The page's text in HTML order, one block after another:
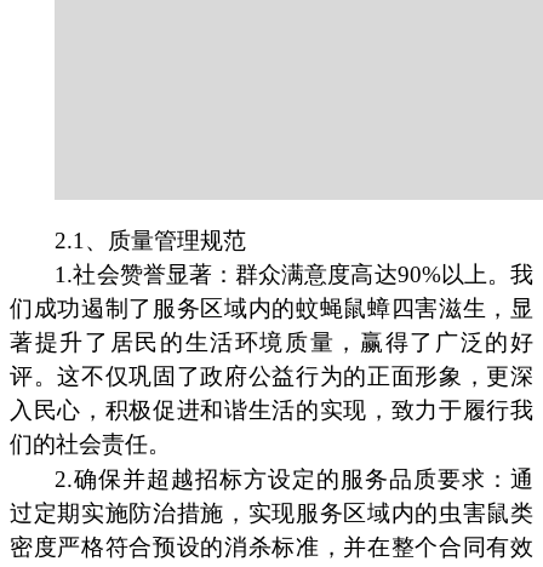
2.1、质量管理规范
1.社会赞誉显著：群众满意度高达90%以上。我
们成功遏制了服务区域内的蚊蝇鼠蟑四害滋生，显
著提升了居民的生活环境质量，赢得了广泛的好
评。这不仅巩固了政府公益行为的正面形象，更深
入民心，积极促进和谐生活的实现，致力于履行我
们的社会责任。
2.确保并超越招标方设定的服务品质要求：通
过定期实施防治措施，实现服务区域内的虫害鼠类
密度严格符合预设的消杀标准，并在整个合同有效